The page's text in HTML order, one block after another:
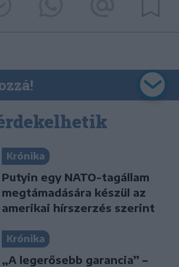
Krónika
Putyin egy NATO-tagállam
megtámadására készül az
amerikai hírszerzés szerint
Krónika
„A legerősebb garancia” –